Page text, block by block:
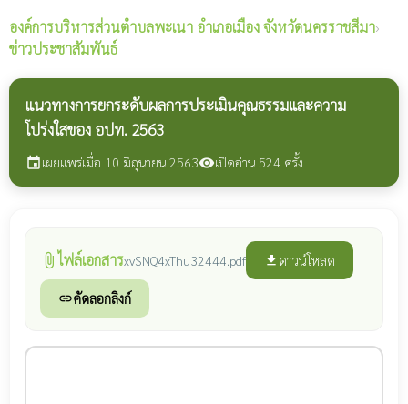
องค์การบริหารส่วนตำบลพะเนา อำเภอเมือง จังหวัดนครราชสีมา›
ข่าวประชาสัมพันธ์
แนวทางการยกระดับผลการประเมินคุณธรรมและความ
โปร่งใสของ อปท. 2563
eventเผยแพร่เมื่อ 10 มิถุนายน 2563visibilityเปิดอ่าน 524 ครั้ง
attach_file ไฟล์เอกสารxvSNQ4xThu32444.pdf file_download ดาวน์โหลด
linkคัดลอกลิงก์